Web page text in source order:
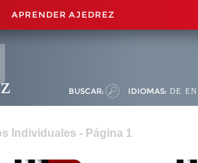
APRENDER AJEDREZ
BUSCAR: IDIOMAS: DE EN
Individuales - Página 1